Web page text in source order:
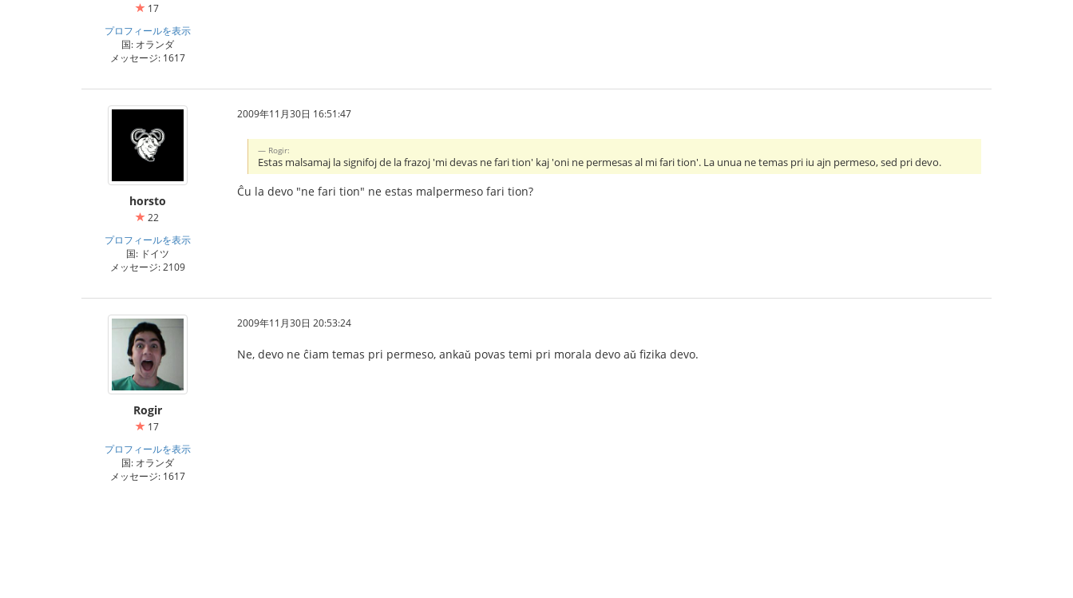
17
プロフィールを表示
国: オランダ
メッセージ: 1617
horsto
22
プロフィールを表示
国: ドイツ
メッセージ: 2109
2009年11月30日 16:51:47
Rogir:
Estas malsamaj la signifoj de la frazoj 'mi devas ne fari tion' kaj 'oni ne permesas al mi fari tion'. La unua ne temas pri iu ajn permeso, sed pri devo.
Ĉu la devo "ne fari tion" ne estas malpermeso fari tion?
Rogir
17
プロフィールを表示
国: オランダ
メッセージ: 1617
2009年11月30日 20:53:24
Ne, devo ne ĉiam temas pri permeso, ankaǔ povas temi pri morala devo aǔ fizika devo.